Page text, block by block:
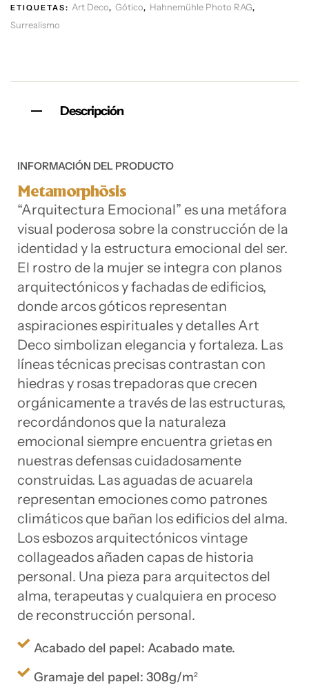
ETIQUETAS: Art Deco, Gótico, Hahnemühle Photo RAG,
Surrealismo
Descripción
INFORMACIÓN DEL PRODUCTO
Metamorphōsis
“Arquitectura Emocional” es una metáfora
visual poderosa sobre la construcción de la
identidad y la estructura emocional del ser.
El rostro de la mujer se integra con planos
arquitectónicos y fachadas de edificios,
donde arcos góticos representan
aspiraciones espirituales y detalles Art
Deco simbolizan elegancia y fortaleza. Las
líneas técnicas precisas contrastan con
hiedras y rosas trepadoras que crecen
orgánicamente a través de las estructuras,
recordándonos que la naturaleza
emocional siempre encuentra grietas en
nuestras defensas cuidadosamente
construidas. Las aguadas de acuarela
representan emociones como patrones
climáticos que bañan los edificios del alma.
Los esbozos arquitectónicos vintage
collageados añaden capas de historia
personal. Una pieza para arquitectos del
alma, terapeutas y cualquiera en proceso
de reconstrucción personal.
Acabado del papel: Acabado mate.
Gramaje del papel: 308g/m²